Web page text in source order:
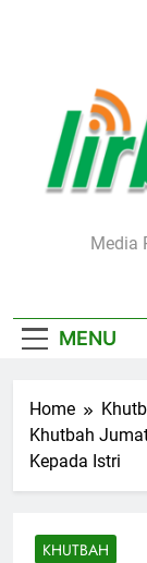
Media
MENU
Home
Khutbah
Kepada Istri
KHUTBAH